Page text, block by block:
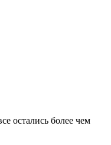
остались более чем